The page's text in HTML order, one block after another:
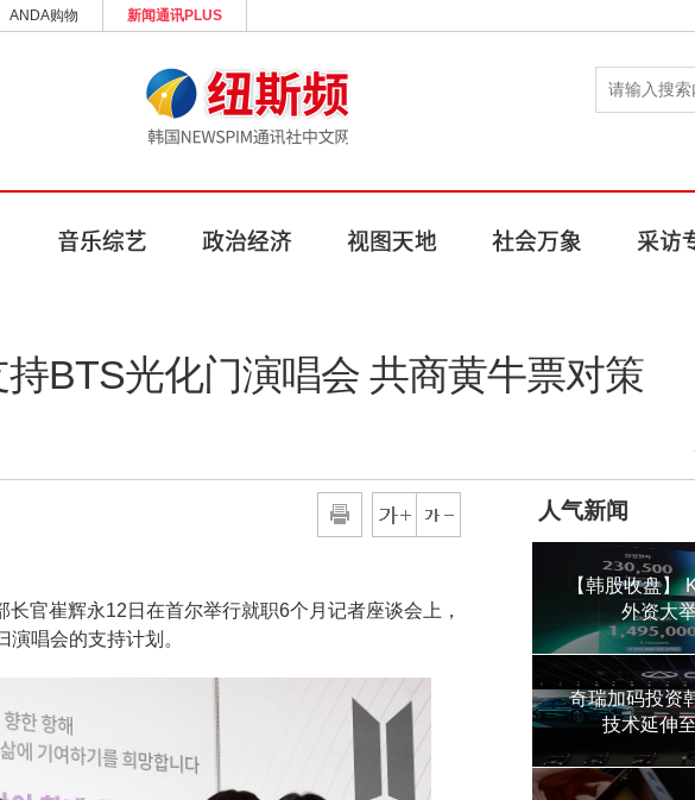
ANDA购物 新闻通讯PLUS
BTS光化门演唱会 共商黄牛票对策
官崔辉永12日在首尔举行就职6个月记者座谈会上，
唱会的支持计划。
人气新闻
【韩股收盘】
外资大
奇瑞加码投资
技术延伸